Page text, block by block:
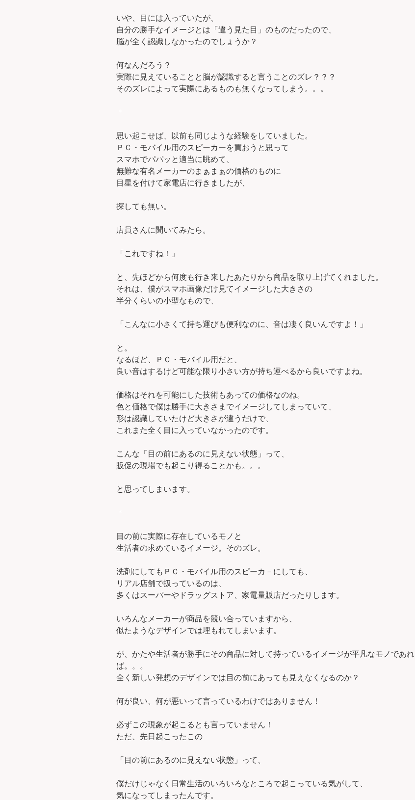
いや、目には入っていたが、
自分の勝手なイメージとは「違う見た目」のものだったので、
脳が全く認識しなかったのでしょうか？
何なんだろう？
実際に見えていることと脳が認識すると言うことのズレ？？？
そのズレによって実際にあるものも無くなってしまう。。。
思い起こせば、以前も同じような経験をしていました。
ＰＣ・モバイル用のスピーカーを買おうと思って
スマホでパパッと適当に眺めて、
無難な有名メーカーのまぁまぁの価格のものに
目星を付けて家電店に行きましたが、
探しても無い。
店員さんに聞いてみたら。
「これですね！」
と、先ほどから何度も行き来したあたりから商品を取り上げてくれました。
それは、僕がスマホ画像だけ見てイメージした大きさの
半分くらいの小型なもので、
「こんなに小さくて持ち運びも便利なのに、音は凄く良いんですよ！」
と。
なるほど、ＰＣ・モバイル用だと、
良い音はするけど可能な限り小さい方が持ち運べるから良いですよね。
価格はそれを可能にした技術もあっての価格なのね。
色と価格で僕は勝手に大きさまでイメージしてしまっていて、
形は認識していたけど大きさが違うだけで、
これまた全く目に入っていなかったのです。
こんな「目の前にあるのに見えない状態」って、
販促の現場でも起こり得ることかも。。。
と思ってしまいます。
目の前に実際に存在しているモノと
生活者の求めているイメージ。そのズレ。
洗剤にしてもＰＣ・モバイル用のスピーカ－にしても、
リアル店舗で扱っているのは、
多くはスーパーやドラッグストア、家電量販店だったりします。
いろんなメーカーが商品を競い合っていますから、
似たようなデザインでは埋もれてしまいます。
が、かたや生活者が勝手にその商品に対して持っているイメージが平凡なモノであれ
ば。。。
全く新しい発想のデザインでは目の前にあっても見えなくなるのか？
何が良い、何が悪いって言っているわけではありません！
必ずこの現象が起こるとも言っていません！
ただ、先日起こったこの
「目の前にあるのに見えない状態」って、
僕だけじゃなく日常生活のいろいろなところで起こっている気がして、
気になってしまったんです。